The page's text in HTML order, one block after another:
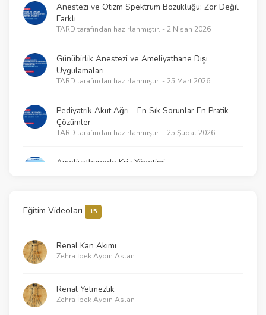
Anestezi ve Otizm Spektrum Bozukluğu: Zor Değil
Farklı
TARD tarafından hazırlanmıştır. - 2 Nisan 2026
Günübirlik Anestezi ve Ameliyathane Dışı
Uygulamaları
TARD tarafından hazırlanmıştır. - 25 Mart 2026
Pediyatrik Akut Ağrı - En Sık Sorunlar En Pratik
Çözümler
TARD tarafından hazırlanmıştır. - 25 Şubat 2026
Ameliyathanede Kriz Yönetimi
2025 KPR Kılavuzlarının getirdikleri – Neler
Klinik Araştırmalarda Temel İstatistik ve Çalışma
Eğitim Videoları 15
Renal Kan Akımı
Zehra İpek Aydın Aslan
Renal Yetmezlik
Zehra İpek Aydın Aslan